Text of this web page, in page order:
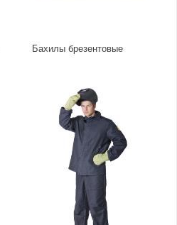
Бахилы брезентовые